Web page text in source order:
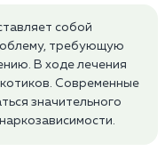
собой
требующую
В ходе лечения
Современные
значительного